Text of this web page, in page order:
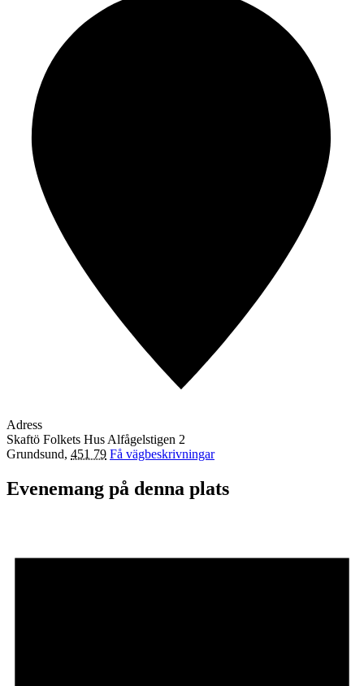
Adress
Skaftö Folkets Hus Alfågelstigen 2
Grundsund, 451 79 Få vägbeskrivningar
Evenemang på denna plats